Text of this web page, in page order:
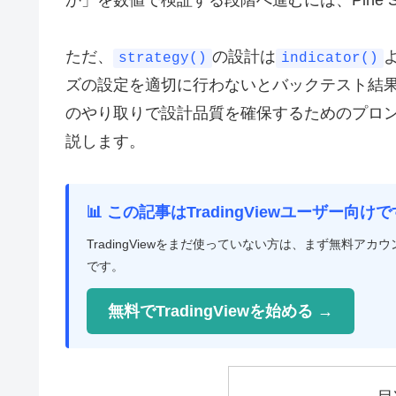
ただ、 strategy() の設計は indicator()
ズの設定を適切に行わないとバックテスト結
のやり取りで設計品質を確保するためのプロ
説します。
📊 この記事はTradingViewユーザー向けで
TradingViewをまだ使っていない方は、まず無料アカ
です。
無料でTradingViewを始める →